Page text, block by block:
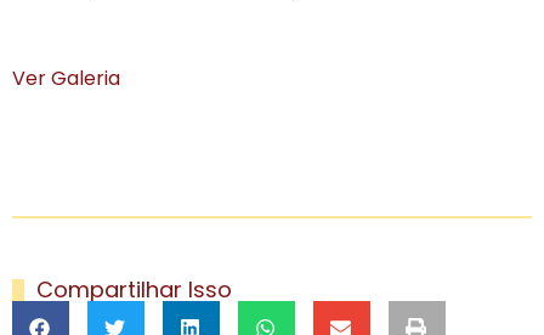
Ver Galeria
Compartilhar Isso